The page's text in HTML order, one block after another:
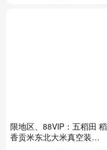
限地区、88VIP：五稻田 稻
香贡米东北大米真空装